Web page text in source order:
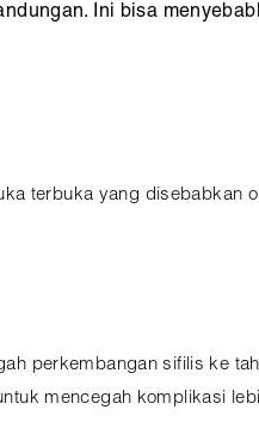
Ini bisa
terbuka yang disebabkan
perkembangan sifilis ke
mencegah komplikasi